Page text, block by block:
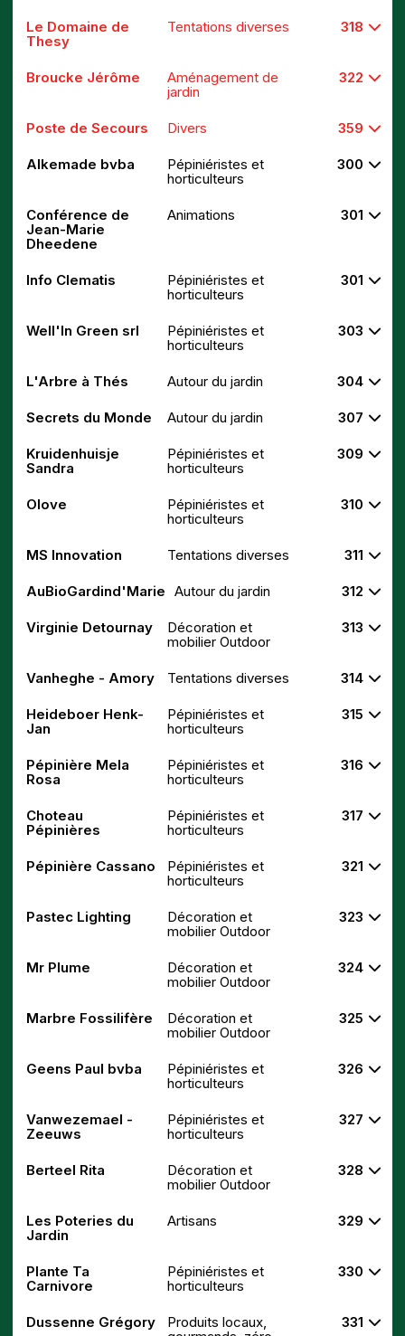
Le Domaine de
Thesy
Tentations diverses 318
Broucke Jérôme
Aménagement de
jardin
322
Poste de Secours Divers 359
Alkemade bvba
Pépiniéristes et
horticulteurs
300
Conférence de
Jean-Marie
Dheedene
Animations 301
Info Clematis
Pépiniéristes et
horticulteurs
301
Well'In Green srl
Pépiniéristes et
horticulteurs
303
L'Arbre à Thés Autour du jardin 304
Secrets du Monde Autour du jardin 307
Kruidenhuisje
Sandra
Pépiniéristes et
horticulteurs
309
Olove
Pépiniéristes et
horticulteurs
310
MS Innovation Tentations diverses 311
AuBioGardind'Marie Autour du jardin 312
Virginie Detournay
Décoration et
mobilier Outdoor
313
Vanheghe - Amory Tentations diverses 314
Heideboer Henk-
Jan
Pépiniéristes et
horticulteurs
315
Pépinière Mela
Rosa
Pépiniéristes et
horticulteurs
316
Choteau
Pépinières
Pépiniéristes et
horticulteurs
317
Pépinière Cassano
Pépiniéristes et
horticulteurs
321
Pastec Lighting
Décoration et
mobilier Outdoor
323
Mr Plume
Décoration et
mobilier Outdoor
324
Marbre Fossilifère
Décoration et
mobilier Outdoor
325
Geens Paul bvba
Pépiniéristes et
horticulteurs
326
Vanwezemael -
Zeeuws
Pépiniéristes et
horticulteurs
327
Berteel Rita
Décoration et
mobilier Outdoor
328
Les Poteries du
Jardin
Artisans 329
Plante Ta
Carnivore
Pépiniéristes et
horticulteurs
330
Dussenne Grégory
Produits locaux,
331